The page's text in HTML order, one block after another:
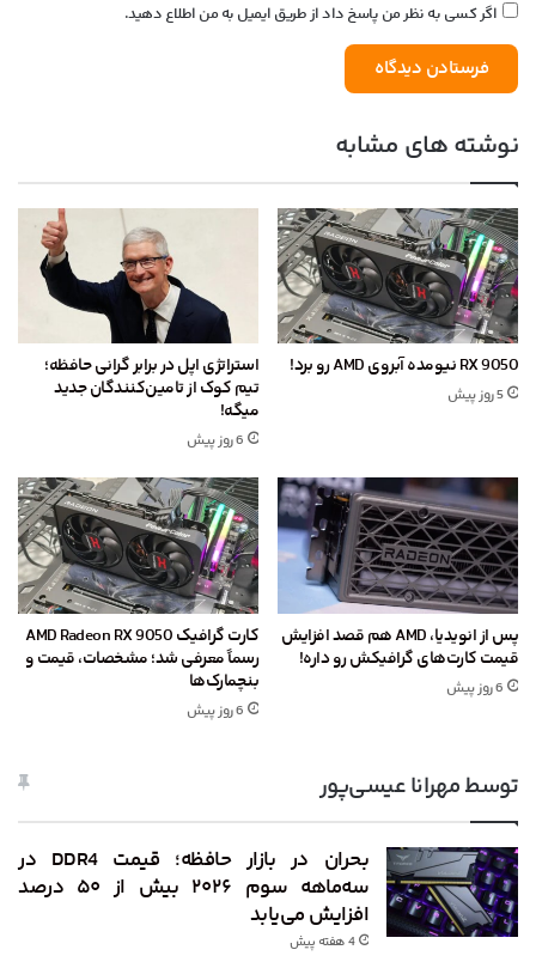
اگر کسی به نظر من پاسخ داد از طریق ایمیل به من اطلاع دهید.
نوشته های مشابه
RX 9050 نیومده آبروی AMD رو برد!
5 روز پیش
استراتژی اپل در برابر گرانی حافظه؛
تیم کوک از تامین‌کنندگان جدید
میگه!
6 روز پیش
پس از انویدیا، AMD هم قصد افزایش
قیمت کارت‌های گرافیکش رو داره!
6 روز پیش
کارت گرافیک AMD Radeon RX 9050
رسماً معرفی شد؛ مشخصات، قیمت و
بنچمارک‌ها
6 روز پیش
توسط مهرانا عیسی‌پور
بحران در بازار حافظه؛ قیمت DDR4 در
سه‌ماهه سوم ۲۰۲۶ بیش از ۵۰ درصد
افزایش می‌یابد
4 هفته پیش